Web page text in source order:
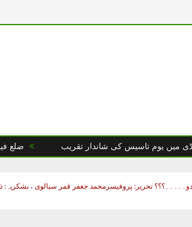
تاسیس کی شاندار تقریب ضلع فیصل
تحریر: پروفیسرمحمد جعفر قمر سیالوی ، بشکریہ: